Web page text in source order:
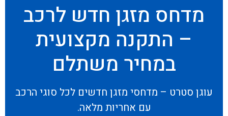
מדחס מזגן חדש לרכב
– התקנה מקצועית
במחיר משתלם
עוגן סטרט – מדחסי מזגן חדשים לכל סוגי הרכב
עם אחריות מלאה.